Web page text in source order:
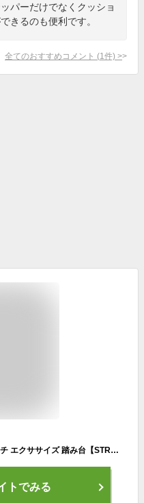
パーだけでなくクッショ
きるのも便利です。
全てのおすすめコメント (1 件) >
立っているだけでもかんたんストレッチ エクササイズ 踏み台【STRETCH SLANT BOARD】ステッパー 踏み台 ステップ台 腹筋 昇降 前屈 運動
トでみる